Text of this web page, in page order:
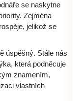
se naskytne
Zejména
jelikož se
úspěšný. Stále nás
která podněcuje
znamením,
vlastních